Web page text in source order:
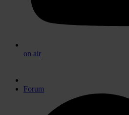
on air
Forum